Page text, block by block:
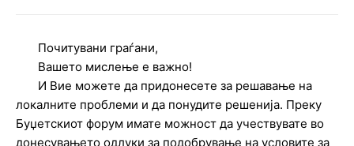
Почитувани граѓани,
Вашето мислење е важно!
И Вие можете да придонесете за решавање на
локалните проблеми и да понудите решенија. Преку
Буџетскиот форум имате можност да учествувате во
донесувањето одлуки за подобрување на условите за